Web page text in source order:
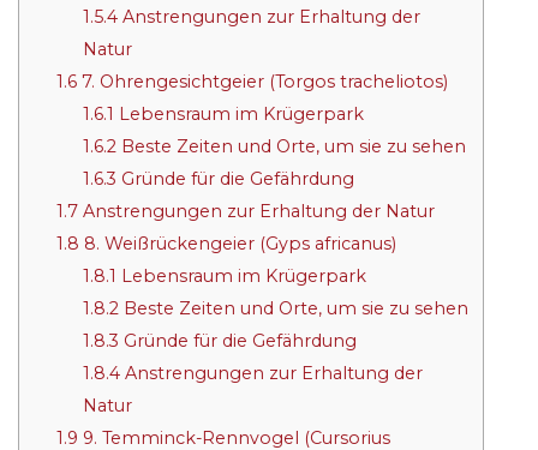
1.5.4Anstrengungen zur Erhaltung der
Natur
1.6 7. Ohrengesichtgeier (Torgos tracheliotos)
1.6.1 Lebensraum im Krügerpark
1.6.2 Beste Zeiten und Orte, um sie zu sehen
1.6.3 Gründe für die Gefährdung
1.7 Anstrengungen zur Erhaltung der Natur
1.8 8. Weißrückengeier (Gyps africanus)
1.8.1 Lebensraum im Krügerpark
1.8.2 Beste Zeiten und Orte, um sie zu sehen
1.8.3 Gründe für die Gefährdung
1.8.4Anstrengungen zur Erhaltung der
Natur
1.9 9. Temminck-Rennvogel (Cursorius